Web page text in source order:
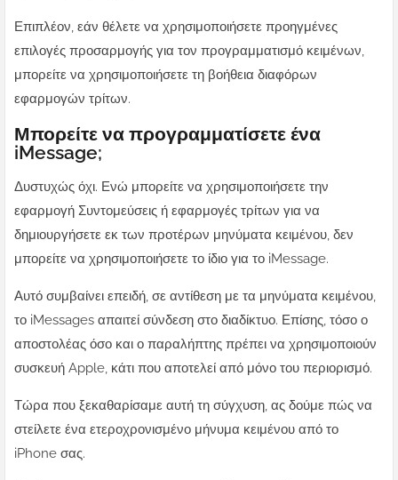
Επιπλέον, εάν θέλετε να χρησιμοποιήσετε προηγμένες
επιλογές προσαρμογής για τον προγραμματισμό κειμένων,
μπορείτε να χρησιμοποιήσετε τη βοήθεια διαφόρων
εφαρμογών τρίτων.
Μπορείτε να προγραμματίσετε ένα
iMessage;
Δυστυχώς όχι. Ενώ μπορείτε να χρησιμοποιήσετε την
εφαρμογή Συντομεύσεις ή εφαρμογές τρίτων για να
δημιουργήσετε εκ των προτέρων μηνύματα κειμένου, δεν
μπορείτε να χρησιμοποιήσετε το ίδιο για το iMessage.
Αυτό συμβαίνει επειδή, σε αντίθεση με τα μηνύματα κειμένου,
το iMessages απαιτεί σύνδεση στο διαδίκτυο. Επίσης, τόσο ο
αποστολέας όσο και ο παραλήπτης πρέπει να χρησιμοποιούν
συσκευή Apple, κάτι που αποτελεί από μόνο του περιορισμό.
Τώρα που ξεκαθαρίσαμε αυτή τη σύγχυση, ας δούμε πώς να
στείλετε ένα ετεροχρονισμένο μήνυμα κειμένου από το
iPhone σας.